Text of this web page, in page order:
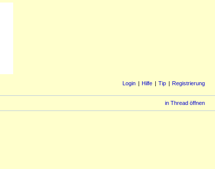
Login Hilfe Tip Registrierung
in Thread öffnen